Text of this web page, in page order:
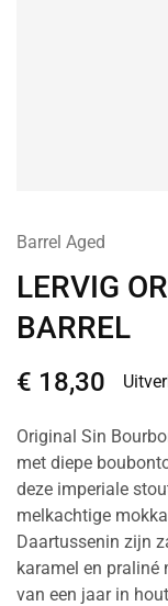
Barrel Aged
LERVIG
BARREL
€ 18,30
Original Sin
met diepe
deze imperiale
melkachtige
Daartussenin zijn
karamel en praliné
van een jaar in